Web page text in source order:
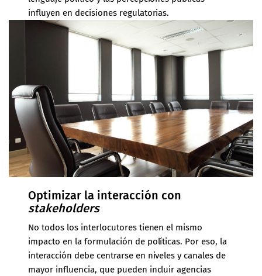
influyen en decisiones regulatorias.
Optimizar la interacción con
stakeholders
No todos los interlocutores tienen el mismo
impacto en la formulación de políticas. Por eso, la
interacción debe centrarse en niveles y canales de
mayor influencia, que pueden incluir agencias